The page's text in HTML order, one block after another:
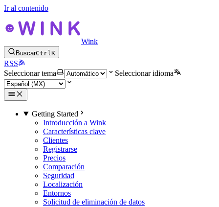
Ir al contenido
Wink
BuscarCtrlK
RSS
Seleccionar tema
Seleccionar idioma
Getting Started
Introducción a Wink
Características clave
Clientes
Registrarse
Precios
Comparación
Seguridad
Localización
Entornos
Solicitud de eliminación de datos